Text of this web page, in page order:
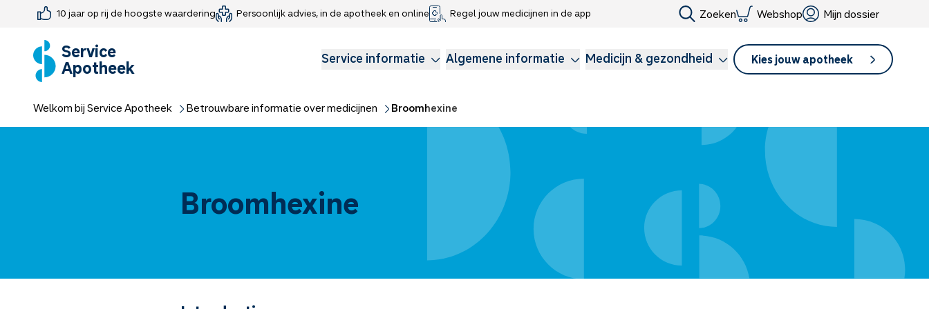
10 jaar op rij de hoogste waardering Persoonlijk advies, in de apotheek en online Regel jouw medicijnen in de app Zoeken Webshop Mijn dossier
Service
Apotheek Service informatie Algemene informatie Medicijn & gezondheid Kies jouw apotheek
Farmaceutisch consult
Medicijn-APK
Webshop
Jouw medische gegevens delen
Klachtenregeling
Medicijnen voor kinderen
Longzorg
Welkom bij Service Apotheek Betrouwbare informatie over medicijnen Broomhexine
Broomhexine